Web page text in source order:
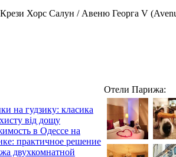
Хорс Салун / Авеню Георга V
на гудзику: класика
від дощу
в Одессе на
практичное решение
двухкомнатной
Отели Парижа: